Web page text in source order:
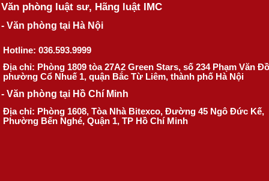
Văn phòng luật sư, Hãng luật IMC
- Văn phòng tại Hà Nội
Hotline: 036.593.9999
Địa chỉ: Phòng 1809 tòa 27A2 Green Stars, số 234 Phạm Văn
phường Cổ Nhuế 1, quận Bắc Từ Liêm, thành phố Hà Nội
- Văn phòng tại Hồ Chí Minh
Địa chỉ: Phòng 1608, Tòa Nhà Bitexco, Đường 45 Ngô Đức Kế,
Phường Bến Nghé, Quận 1, TP Hồ Chí Minh